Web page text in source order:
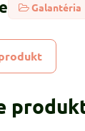
Galantéria